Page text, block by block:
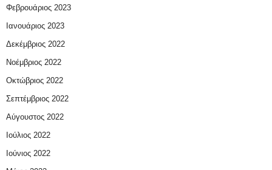
Φεβρουάριος 2023
Ιανουάριος 2023
Δεκέμβριος 2022
Νοέμβριος 2022
Οκτώβριος 2022
Σεπτέμβριος 2022
Αύγουστος 2022
Ιούλιος 2022
Ιούνιος 2022